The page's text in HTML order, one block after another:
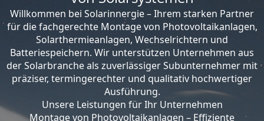
Willkommen bei Solarinnergie – Ihrem starken Partner
für die fachgerechte Montage von Photovoltaikanlagen,
Solarthermieanlagen, Wechselrichtern und
Batteriespeichern. Wir unterstützen Unternehmen aus
der Solarbranche als zuverlässiger Subunternehmer mit
präziser, termingerechter und qualitativ hochwertiger
Ausführung.
Unsere Leistungen für Ihr Unternehmen
Montage von Photovoltaikanlagen – Effiziente